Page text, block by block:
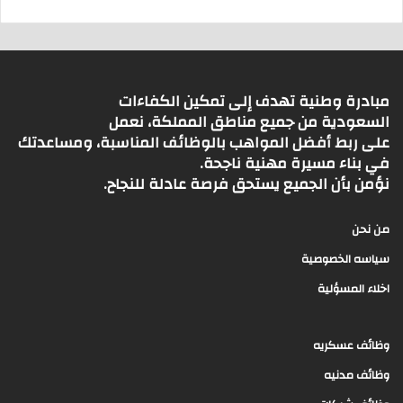
مبادرة وطنية تهدف إلى تمكين الكفاءات
السعودية من جميع مناطق المملكة، نعمل
على ربط أفضل المواهب بالوظائف المناسبة، ومساعدتك
في بناء مسيرة مهنية ناجحة.
نؤمن بأن الجميع يستحق فرصة عادلة للنجاح.
من نحن
سياسه الخصوصية
اخلاء المسؤلية
وظائف عسكريه
وظائف مدنيه